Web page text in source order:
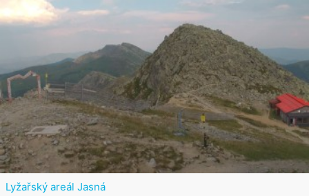
Lyžařský areál Jasná